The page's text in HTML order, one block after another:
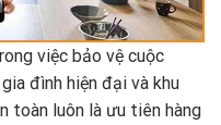
việc bảo vệ cuộc
đình hiện đại và khu
toàn luôn là ưu tiên hàng